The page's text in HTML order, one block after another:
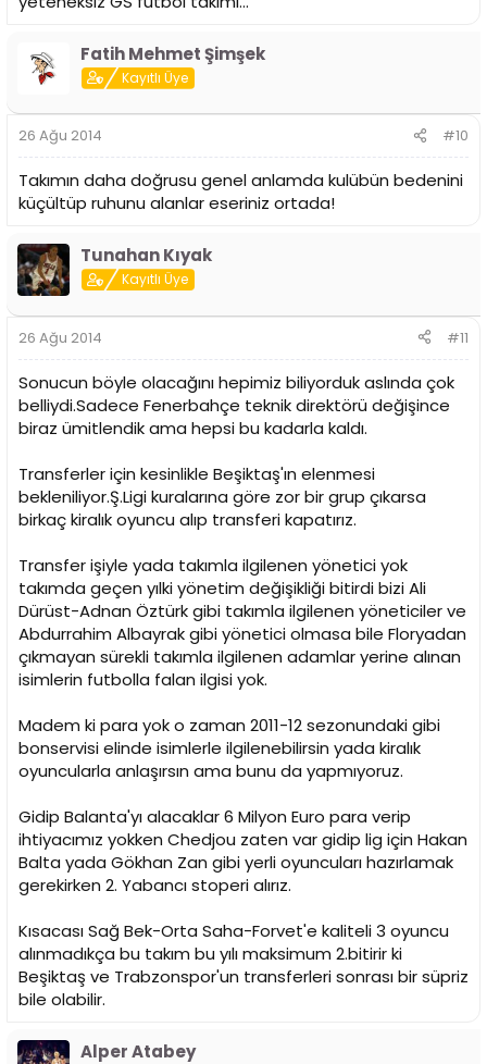
Fatih Mehmet Şimşek
Kayıtlı Üye
26 Ağu 2014 #10
Takımın daha doğrusu genel anlamda kulübün bedenini
küçültüp ruhunu alanlar eseriniz ortada!
Tunahan Kıyak
Kayıtlı Üye
26 Ağu 2014 #11
Sonucun böyle olacağını hepimiz biliyorduk aslında çok
belliydi.Sadece Fenerbahçe teknik direktörü değişince
biraz ümitlendik ama hepsi bu kadarla kaldı.
Transferler için kesinlikle Beşiktaş'ın elenmesi
bekleniliyor.Ş.Ligi kuralarına göre zor bir grup çıkarsa
birkaç kiralık oyuncu alıp transferi kapatırız.
Transfer işiyle yada takımla ilgilenen yönetici yok
takımda geçen yılki yönetim değişikliği bitirdi bizi Ali
Dürüst-Adnan Öztürk gibi takımla ilgilenen yöneticiler ve
Abdurrahim Albayrak gibi yönetici olmasa bile Floryadan
çıkmayan sürekli takımla ilgilenen adamlar yerine alınan
isimlerin futbolla falan ilgisi yok.
Madem ki para yok o zaman 2011-12 sezonundaki gibi
bonservisi elinde isimlerle ilgilenebilirsin yada kiralık
oyuncularla anlaşırsın ama bunu da yapmıyoruz.
Gidip Balanta'yı alacaklar 6 Milyon Euro para verip
ihtiyacımız yokken Chedjou zaten var gidip lig için Hakan
Balta yada Gökhan Zan gibi yerli oyuncuları hazırlamak
gerekirken 2. Yabancı stoperi alırız.
Kısacası Sağ Bek-Orta Saha-Forvet'e kaliteli 3 oyuncu
alınmadıkça bu takım bu yılı maksimum 2.bitirir ki
Beşiktaş ve Trabzonspor'un transferleri sonrası bir süpriz
bile olabilir.
Alper Atabey